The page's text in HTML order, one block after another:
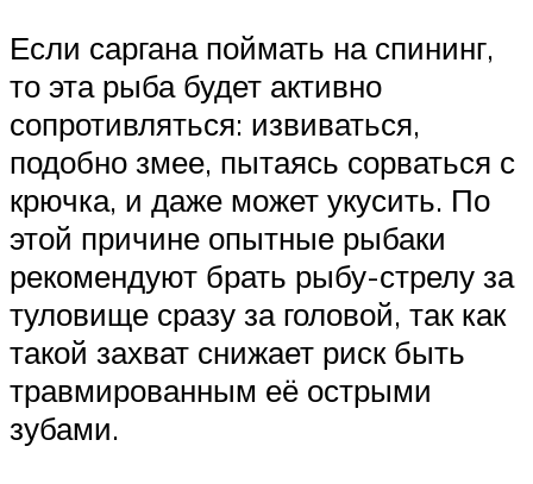
Если саргана поймать на спининг,
то эта рыба будет активно
сопротивляться: извиваться,
подобно змее, пытаясь сорваться с
крючка, и даже может укусить. По
этой причине опытные рыбаки
рекомендуют брать рыбу-стрелу за
туловище сразу за головой, так как
такой захват снижает риск быть
травмированным её острыми
зубами.